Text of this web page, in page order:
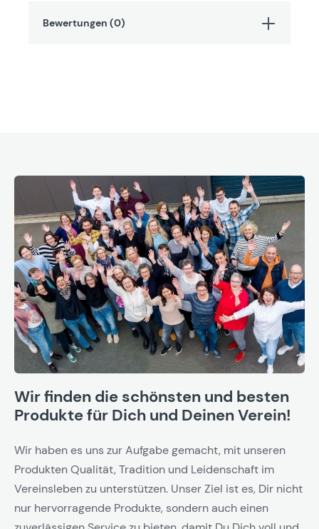
Bewertungen (0)
Wir finden die schönsten und besten
Produkte für Dich und Deinen Verein!
Wir haben es uns zur Aufgabe gemacht, mit unseren
Produkten Qualität, Tradition und Leidenschaft im
Vereinsleben zu unterstützen. Unser Ziel ist es, Dir nicht
nur hervorragende Produkte, sondern auch einen